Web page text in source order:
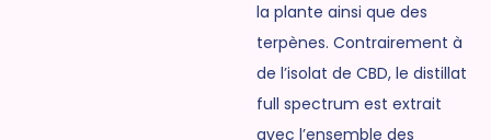
la plante ainsi que des
terpènes. Contrairement à
de l’isolat de CBD, le distillat
full spectrum est extrait
avec l’ensemble des